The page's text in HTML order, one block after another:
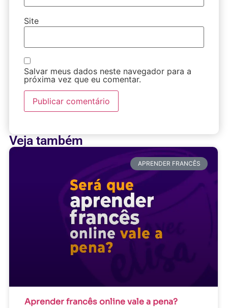
Site
Salvar meus dados neste navegador para a
próxima vez que eu comentar.
Veja também
APRENDER FRANCÊS
Aprender francês online vale a pena?